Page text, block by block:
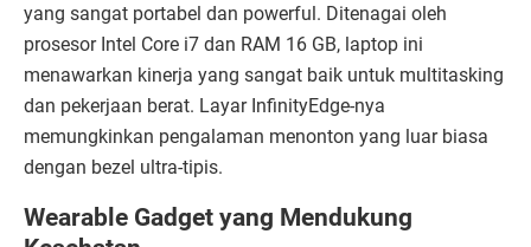
yang sangat portabel dan powerful. Ditenagai oleh
prosesor Intel Core i7 dan RAM 16 GB, laptop ini
menawarkan kinerja yang sangat baik untuk multitasking
dan pekerjaan berat. Layar InfinityEdge-nya
memungkinkan pengalaman menonton yang luar biasa
dengan bezel ultra-tipis.
Wearable Gadget yang Mendukung